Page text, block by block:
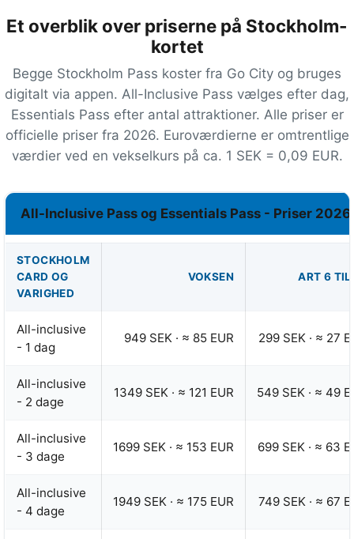
Et overblik over priserne på Stockholm-
kortet
Begge Stockholm Pass koster fra Go City og bruges
digitalt via appen. All-Inclusive Pass vælges efter dag,
Essentials Pass efter antal attraktioner. Alle priser er
officielle priser fra 2026. Euroværdierne er omtrentlige
værdier ved en vekselkurs på ca. 1 SEK = 0,09 EUR.
All-Inclusive Pass og Essentials Pass - Priser 2026
STOCKHOLM
CARD OG
VARIGHED
VOKSEN ART 6 TIL
All-inclusive
- 1 dag
949 SEK · ≈ 85 EUR 299 SEK · ≈ 27
All-inclusive
- 2 dage
1349 SEK · ≈ 121 EUR 549 SEK · ≈ 49
All-inclusive
- 3 dage
1699 SEK · ≈ 153 EUR 699 SEK · ≈ 63
All-inclusive
- 4 dage
1949 SEK · ≈ 175 EUR 749 SEK · ≈ 67